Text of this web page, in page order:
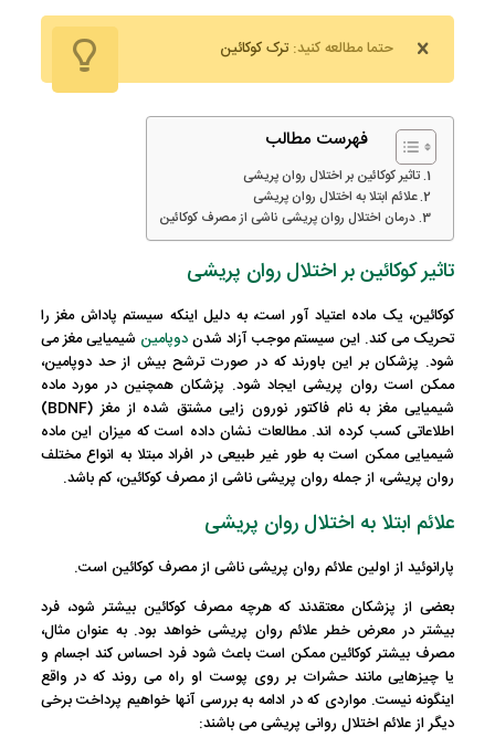
حتما مطالعه کنید: ترک کوکائین
فهرست مطالب
تاثیر کوکائین بر اختلال روان پریشی
علائم ابتلا به اختلال روان پریشی
درمان اختلال روان پریشی ناشی از مصرف کوکائین
تاثیر کوکائین بر اختلال روان پریشی
کوکائین، یک ماده اعتیاد آور است، به دلیل اینکه سیستم پاداش مغز را
تحریک می کند. این سیستم موجب آزاد شدندوپامین شیمیایی مغز می
شود. پزشکان بر این باورند که در صورت ترشح بیش از حد دوپامین،
ممکن است روان پریشی ایجاد شود. پزشکان همچنین در مورد ماده
شیمیایی مغز به نام فاکتور نورون زایی مشتق شده از مغز (BDNF)
اطلاعاتی کسب کرده اند. مطالعات نشان داده است که میزان این ماده
شیمیایی ممکن است به طور غیر طبیعی در افراد مبتلا به انواع مختلف
روان پریشی، از جمله روان پریشی ناشی از مصرف کوکائین، کم باشد.
علائم ابتلا به اختلال روان پریشی
پارانوئید از اولین علائم روان پریشی ناشی از مصرف کوکائین است.
بعضی از پزشکان معتقدند که هرچه مصرف کوکائین بیشتر شود، فرد
بیشتر در معرض خطر علائم روان پریشی خواهد بود. به عنوان مثال،
مصرف بیشتر کوکائین ممکن است باعث شود فرد احساس کند اجسام و
یا چیزهایی مانند حشرات بر روی پوست او راه می روند که در واقع
اینگونه نیست. مواردی که در ادامه به بررسی آنها خواهیم پرداخت برخی
دیگر از علائم اختلال روانی پریشی می باشند: